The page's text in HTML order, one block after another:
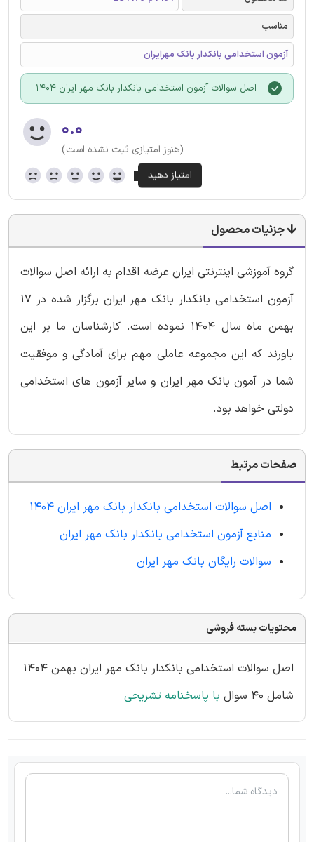
مناسب
آزمون استخدامی بانکدار بانک مهرایران
اصل سوالات آزمون استخدامی بانکدار بانک مهر ایران 1404
۰.۰
(هنوز امتیازی ثبت نشده است)
جزئیات محصول
گروه آموزشی اینترنتی ایران عرضه اقدام به ارائه اصل سوالات
آزمون استخدامی بانکدار بانک مهر ایران برگزار شده در 17
بهمن ماه سال 1404 نموده است. کارشناسان ما بر این
باورند که این مجموعه عاملی مهم برای آمادگی و موفقیت
شما در آمون بانک مهر ایران و سایر آزمون های استخدامی
دولتی خواهد بود.
صفحات مرتبط
اصل سوالات استخدامی بانکدار بانک مهر ایران 1404
منابع آزمون استخدامی بانکدار بانک مهر ایران
سوالات رایگان بانک مهر ایران
محتویات بسته فروشی
اصل سوالات استخدامی بانکدار بانک مهر ایران بهمن 1404
شامل 40 سوال
با پاسخنامه تشریحی